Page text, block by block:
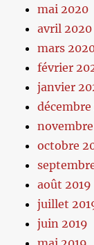
mai 2020
avril 2020
mars
février
janvier
décembre
octobre
août 2019
juillet
juin 2019